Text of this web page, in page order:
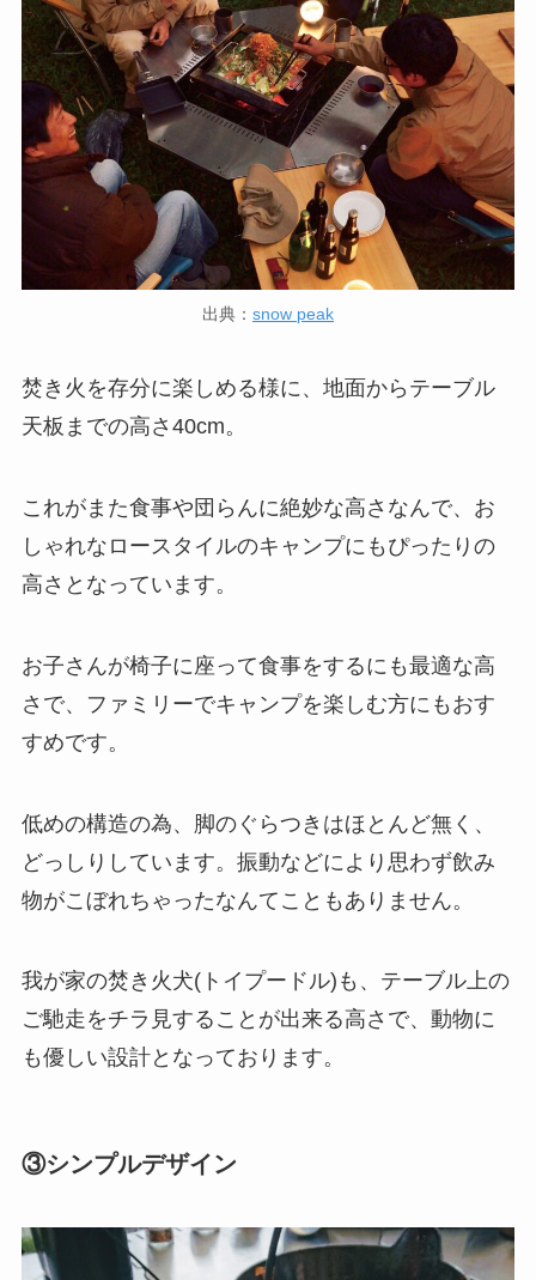
出典： snow peak
焚き火を存分に楽しめる様に、地面からテーブル
天板までの高さ40cm。
これがまた食事や団らんに絶妙な高さなんで、お
しゃれなロースタイルのキャンプにもぴったりの
高さとなっています。
お子さんが椅子に座って食事をするにも最適な高
さで、ファミリーでキャンプを楽しむ方にもおす
すめです。
低めの構造の為、脚のぐらつきはほとんど無く、
どっしりしています。振動などにより思わず飲み
物がこぼれちゃったなんてこともありません。
我が家の焚き火犬(トイプードル)も、テーブル上の
ご馳走をチラ見することが出来る高さで、動物に
も優しい設計となっております。
③シンプルデザイン